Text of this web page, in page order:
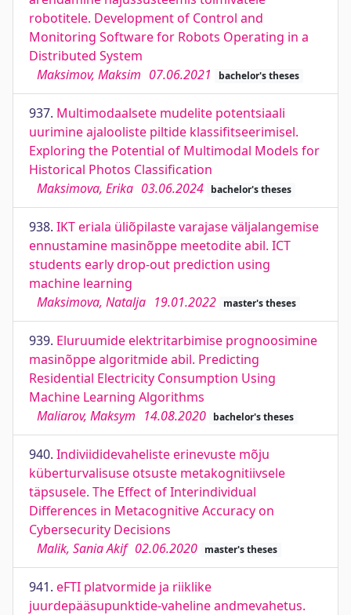
robotitele. Development of Control and
Monitoring Software for Robots Operating in a
Distributed System
Maksimov, Maksim 07.06.2021 bachelor's theses
937. Multimodaalsete mudelite potentsiaali
uurimine ajalooliste piltide klassifitseerimisel.
Exploring the Potential of Multimodal Models for
Historical Photos Classification
Maksimova, Erika 03.06.2024 bachelor's theses
938. IKT eriala üliõpilaste varajase väljalangemise
ennustamine masinõppe meetodite abil. ICT
students early drop-out prediction using
machine learning
Maksimova, Natalja 19.01.2022 master's theses
939. Eluruumide elektritarbimise prognoosimine
masinõppe algoritmide abil. Predicting
Residential Electricity Consumption Using
Machine Learning Algorithms
Maliarov, Maksym 14.08.2020 bachelor's theses
940. Indiviididevaheliste erinevuste mõju
küberturvalisuse otsuste metakognitiivsele
täpsusele. The Effect of Interindividual
Differences in Metacognitive Accuracy on
Cybersecurity Decisions
Malik, Sania Akif 02.06.2020 master's theses
941. eFTI platvormide ja riiklike
juurdepääsupunktide-vaheline andmevahetus.